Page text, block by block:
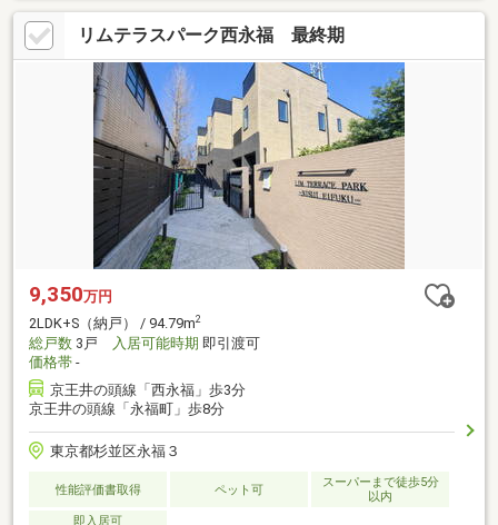
リムテラスパーク西永福 最終期
9,350万円
2LDK+S（納戸） / 94.79m2
総戸数 3戸 入居可能時期 即引渡可
価格帯 -
京王井の頭線「西永福」歩3分
京王井の頭線「永福町」歩8分
東京都杉並区永福３
性能評価書取得 ペット可
スーパーまで徒歩5分
以内
即入居可